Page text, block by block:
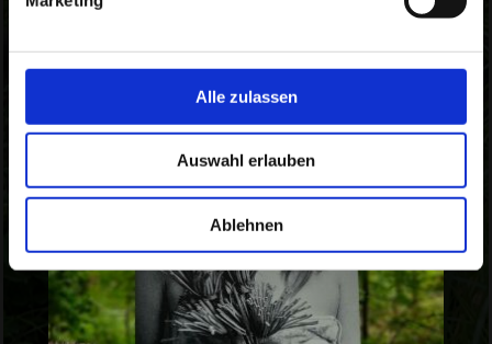
Alle zulassen
Auswahl erlauben
Ablehnen